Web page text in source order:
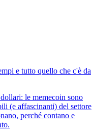
e tutto quello che c'è da
le memecoin sono
(e affascinanti) del settore
perché contano e